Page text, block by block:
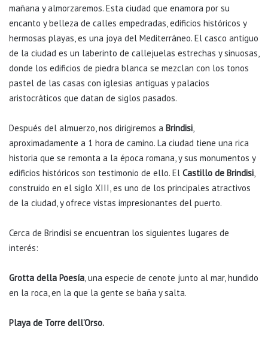
mañana y almorzaremos. Esta ciudad que enamora por su
encanto y belleza de calles empedradas, edificios históricos y
hermosas playas, es una joya del Mediterráneo. El casco antiguo
de la ciudad es un laberinto de callejuelas estrechas y sinuosas,
donde los edificios de piedra blanca se mezclan con los tonos
pastel de las casas con iglesias antiguas y palacios
aristocráticos que datan de siglos pasados.
Después del almuerzo, nos dirigiremos a Brindisi,
aproximadamente a 1 hora de camino. La ciudad tiene una rica
historia que se remonta a la época romana, y sus monumentos y
edificios históricos son testimonio de ello. El Castillo de Brindisi,
construido en el siglo XIII, es uno de los principales atractivos
de la ciudad, y ofrece vistas impresionantes del puerto.
Cerca de Brindisi se encuentran los siguientes lugares de
interés:
Grotta della Poesía, una especie de cenote junto al mar, hundido
en la roca, en la que la gente se baña y salta.
Playa de Torre dell’Orso.